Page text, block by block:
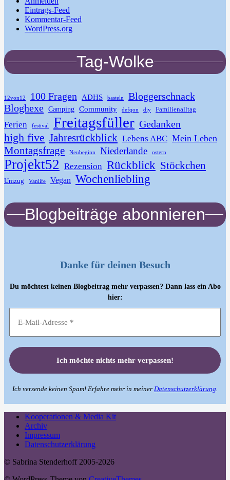
Eintrags-Feed
Kommentar-Feed
WordPress.org
Tag-Wolke
12von12 100 Fragen ADHS basteln
Bloggerschnack
Bloghexe Camping Community defqon diy Familienalltag
Ferien festival Freitagsfüller Gedanken
high five Jahresrückblick Lebens ABC Mein Leben
Montagsfrage Neubeginn Niederlande ostern
Projekt52 Rezension Rückblick Stöckchen
Umzug Vanlife Vegan Wochenliebling
Blogbeiträge abonnieren
Danke für deinen Besuch
Du möchtest keinen Blogbeitrag mehr verpassen? Dann lass ein Abo
hier:
Ich versende keinen Spam! Erfahre mehr in meiner Datenschutzerklärung
Kooperationen & Media Kit
Archiv
Impressum
Datenschutzerklärung
© Sabrina Stenderhoff 2005-2026